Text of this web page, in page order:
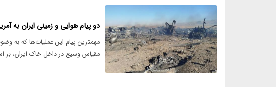
دو پیام هوایی و زمینی ایران به
مهمترین پیام این عملیات‌ها که به
مقیاس وسیع در داخل خاک ایران، بر
مرگبار و پرریسک است.